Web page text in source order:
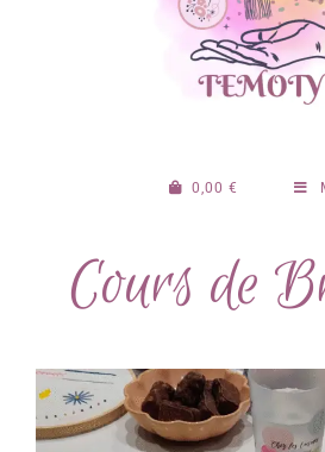
0,00 €
Cours de